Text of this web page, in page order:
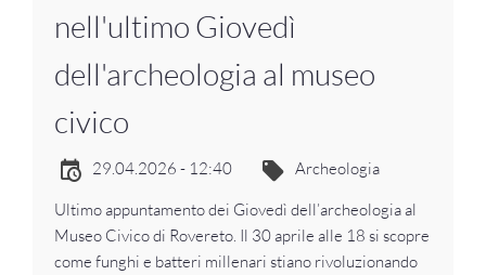
nell'ultimo Giovedì
dell'archeologia al museo
civico
29.04.2026 - 12:40 Archeologia
Ultimo appuntamento dei Giovedì dell’archeologia al
Museo Civico di Rovereto. Il 30 aprile alle 18 si scopre
come funghi e batteri millenari stiano rivoluzionando